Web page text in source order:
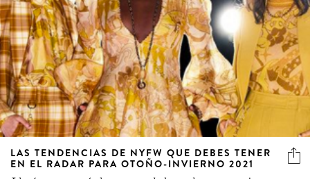
LAS TENDENCIAS DE NYFW QUE DEBES TENER
EN EL RADAR PARA OTOÑO-INVIERNO 2021
Llegó una vez más la semana de la moda neoyorquina y